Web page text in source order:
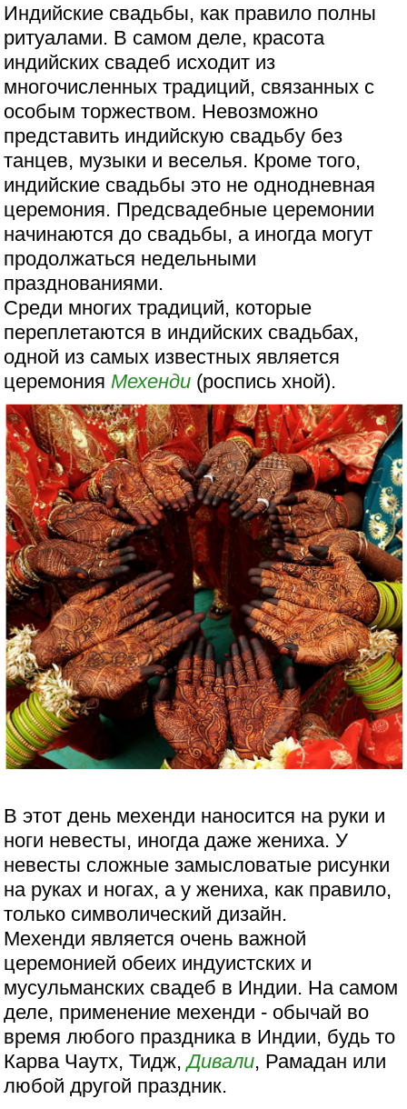
Индийские свадьбы, как правило полны
ритуалами. В самом деле, красота
индийских свадеб исходит из
многочисленных традиций, связанных с
особым торжеством. Невозможно
представить индийскую свадьбу без
танцев, музыки и веселья. Кроме того,
индийские свадьбы это не однодневная
церемония. Предсвадебные церемонии
начинаются до свадьбы, а иногда могут
продолжаться недельными
празднованиями.
Среди многих традиций, которые
переплетаются в индийских свадьбах,
одной из самых известных является
церемония Мехенди (роспись хной).
В этот день мехенди наносится на руки и
ноги невесты, иногда даже жениха. У
невесты сложные замысловатые рисунки
на руках и ногах, а у жениха, как правило,
только символический дизайн.
Мехенди является очень важной
церемонией обеих индуистских и
мусульманских свадеб в Индии. На самом
деле, применение мехенди - обычай во
время любого праздника в Индии, будь то
Карва Чаутх, Тидж,Дивали, Рамадан или
любой другой праздник.